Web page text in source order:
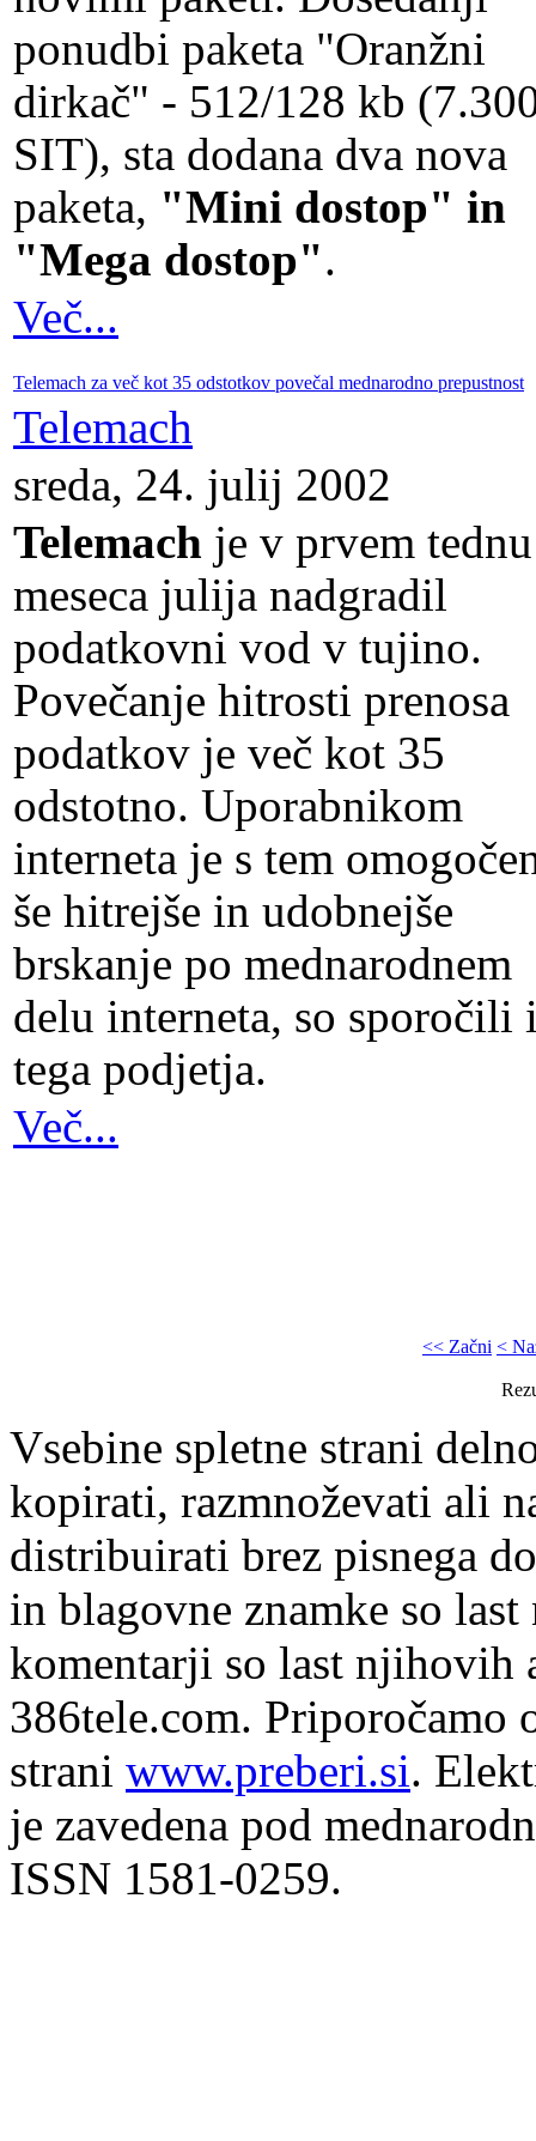
ponudbi paketa "Oranžni
dirkač" - 512/128 kb
SIT), sta dodana dva nova
paketa, "Mini dostop" in
"Mega dostop".
Več...
Telemach za več kot 35 odstotkov povečal mednarodno prepustnost
Telemach
sreda, 24. julij 2002
Telemach je v prvem tednu
meseca julija nadgradil
podatkovni vod v tujino.
Povečanje hitrosti prenosa
podatkov je več kot 35
odstotno. Uporabnikom
interneta je s tem
še hitrejše in udobnejše
brskanje po mednarodnem
delu interneta, so sporočili
tega podjetja.
Več...
<< Začni <
Vsebine spletne strani
kopirati, razmnoževati ali
distribuirati brez pisnega
in blagovne znamke so
komentarji so last njihovih
386tele.com. Priporočamo
strani www.preberi.si.
je zavedena pod
ISSN 1581-0259.